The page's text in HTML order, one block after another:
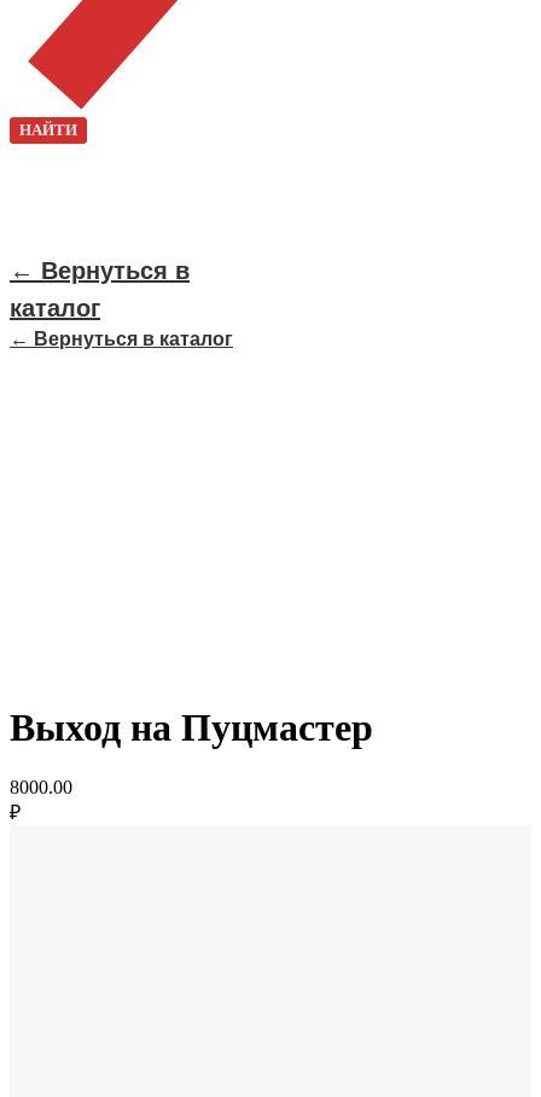
НАЙТИ
← Вернуться в
каталог
← Вернуться в каталог
Выход на Пуцмастер
8000.00
₽